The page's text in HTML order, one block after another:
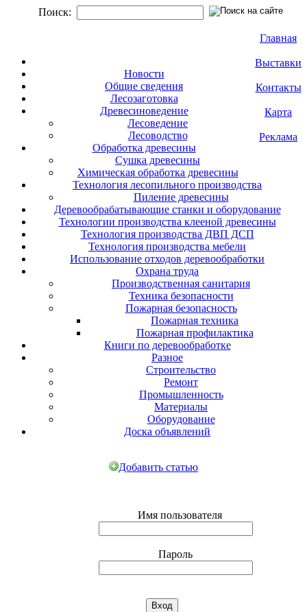
Поиск:
Главная
Выставки
Контакты
Карта
Реклама
Новости
Общие сведения
Лесозаготовка
Древесиноведение
Лесоведение
Лесоводство
Обработка древесины
Сушка древесины
Химическая обработка древесины
Технология лесопильного производства
Пиление древесины
Деревообрабатывающие станки и оборудование
Технологии производства клееной древесины
Технология производства ДВП ДСП
Технология производства мебели
Использование отходов деревообработки
Охрана труда
Производственная санитария
Техника безопасности
Пожарная безопасность
Пожарная техника
Пожарная профилактика
Книги по деревообработке
Разное
Строительство
Ремонт
Промышленность
Материалы
Оборудование
Доска объявлений
Добавить статью
Имя пользователя
Пароль